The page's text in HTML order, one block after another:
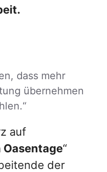
dass mehr
übernehmen
auf
Oasentage“
der